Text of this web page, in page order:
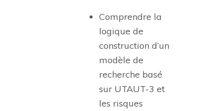
Comprendre la
logique de
construction d’un
modèle de
recherche basé
sur UTAUT-3 et
les risques